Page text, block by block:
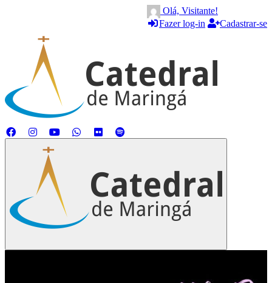
Olá, Visitante!
Fazer log-in
Cadastrar-se